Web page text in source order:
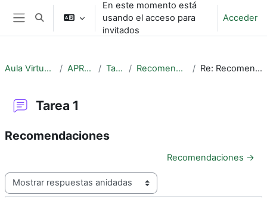
Salta al contenido principal
Panel lateral
Selector de búsqueda de entrada
En este momento está
usando el acceso para
invitados
Acceder
Aula Virtual EPOC APRENDE Tarea 1 Recomendaciones Re: Recomendaciones
Tarea 1
Recomendaciones
Recomendaciones →
Mostrar modo